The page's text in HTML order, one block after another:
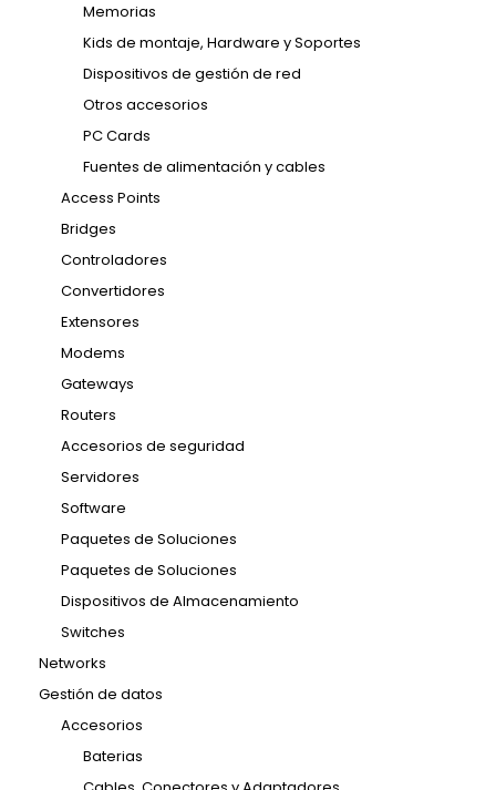
Memorias
Kids de montaje, Hardware y Soportes
Dispositivos de gestión de red
Otros accesorios
PC Cards
Fuentes de alimentación y cables
Access Points
Bridges
Controladores
Convertidores
Extensores
Modems
Gateways
Routers
Accesorios de seguridad
Servidores
Software
Paquetes de Soluciones
Paquetes de Soluciones
Dispositivos de Almacenamiento
Switches
Networks
Gestión de datos
Accesorios
Baterias